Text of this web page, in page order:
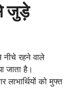
जुड़े
नीचे रहने वाले
जाता है।
को मुफ्त